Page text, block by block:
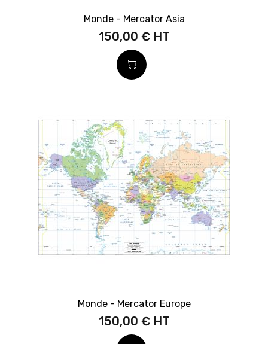
Monde - Mercator Asia
150,00 €
Monde - Mercator Europe
150,00 €